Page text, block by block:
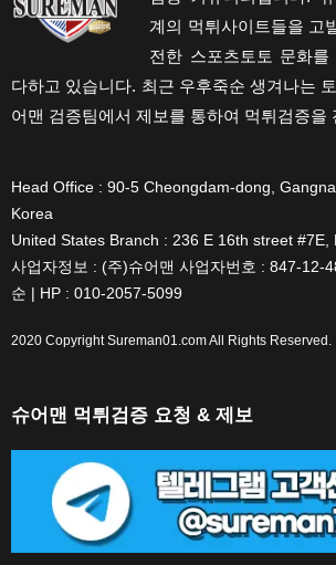
계의 먹튀사이트들을 고
전한 스포츠토토 문화
다하고 있습니다. 최근 우후죽순 생겨나는
어맨 검증팀에서 제보를 통하여 먹튀검증을
Head Office : 90-5 Cheongdam-dong,
Korea
United States Branch : 236 E 16th street #7E,
사업자정보 : (주)슈어맨 사업자번호 : 847-12-
순 | HP : 010-2057-5099
2020 CopyrightSureman01.comAll Rights Reserved.
슈어맨 먹튀검증 요청 & 제보